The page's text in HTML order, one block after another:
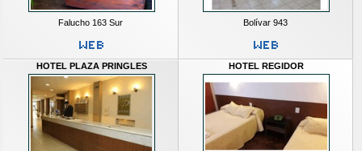
Falucho 163 Sur Bolívar 943
HOTEL PLAZA PRINGLES HOTEL REGIDOR